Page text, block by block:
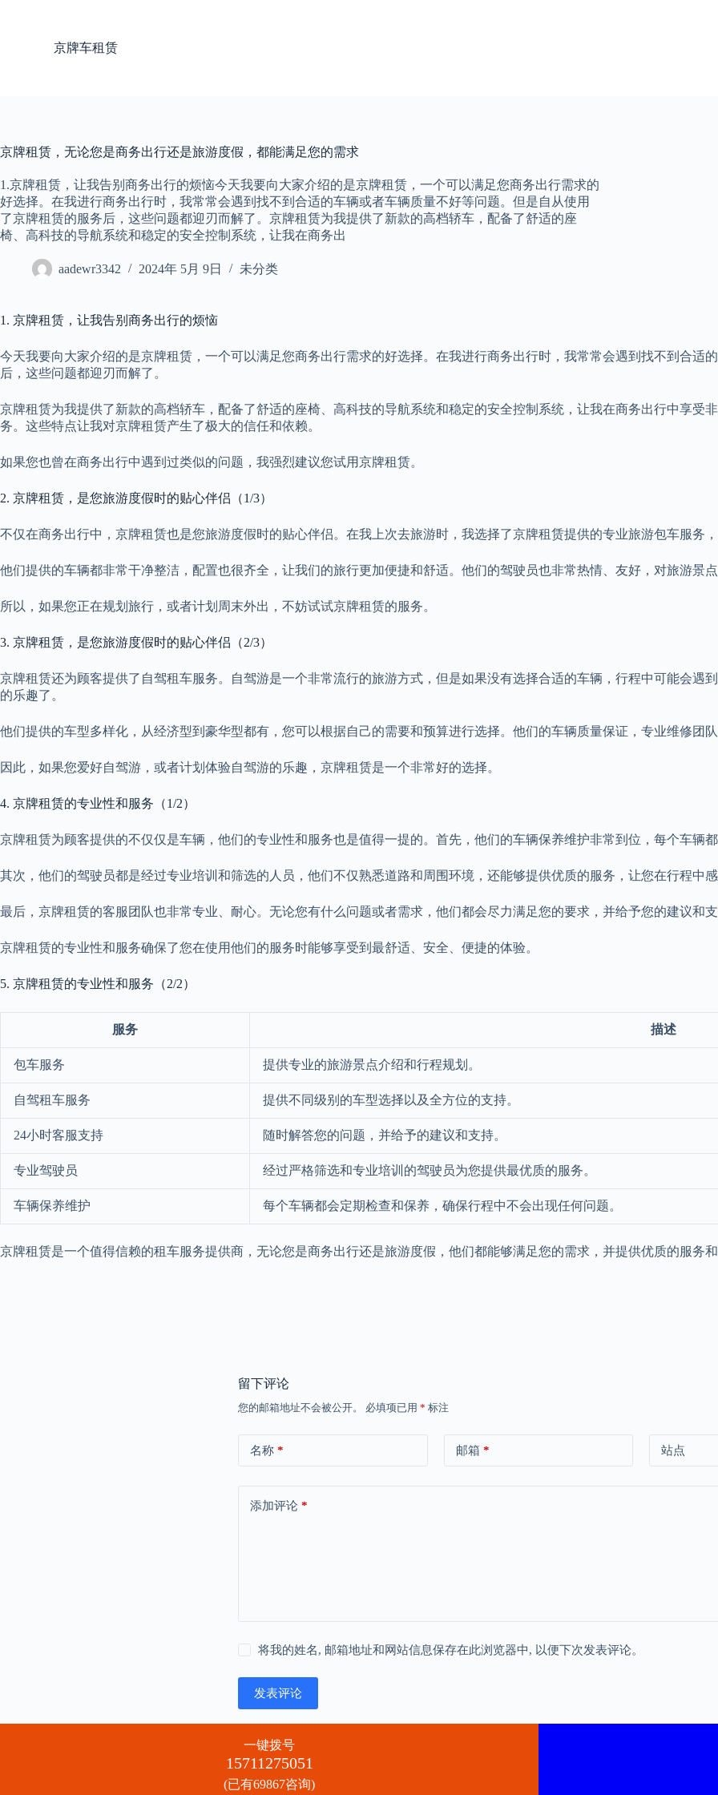
京牌车租赁
京牌租赁，无论您是商务出行还是旅游度假，都能满足您的需求
1.京牌租赁，让我告别商务出行的烦恼今天我要向大家介绍的是京牌租赁，一个可以满足您商务出行需求的
好选择。在我进行商务出行时，我常常会遇到找不到合适的车辆或者车辆质量不好等问题。但是自从使用
了京牌租赁的服务后，这些问题都迎刃而解了。京牌租赁为我提供了新款的高档轿车，配备了舒适的座
椅、高科技的导航系统和稳定的安全控制系统，让我在商务出
aadewr3342 2024年 5月 9日 未分类
1. 京牌租赁，让我告别商务出行的烦恼
今天我要向大家介绍的是京牌租赁，一个可以满足您商务出行需求的好选择。在我进行商务出行时，我常常会遇到找不到合适
后，这些问题都迎刃而解了。
京牌租赁为我提供了新款的高档轿车，配备了舒适的座椅、高科技的导航系统和稳定的安全控制系统，让我在商务出行中享受
务。这些特点让我对京牌租赁产生了极大的信任和依赖。
如果您也曾在商务出行中遇到过类似的问题，我强烈建议您试用京牌租赁。
2. 京牌租赁，是您旅游度假时的贴心伴侣（1/3）
不仅在商务出行中，京牌租赁也是您旅游度假时的贴心伴侣。在我上次去旅游时，我选择了京牌租赁提供的专业旅游包车服务
他们提供的车辆都非常干净整洁，配置也很齐全，让我们的旅行更加便捷和舒适。他们的驾驶员也非常热情、友好，对旅游景
所以，如果您正在规划旅行，或者计划周末外出，不妨试试京牌租赁的服务。
3. 京牌租赁，是您旅游度假时的贴心伴侣（2/3）
京牌租赁还为顾客提供了自驾租车服务。自驾游是一个非常流行的旅游方式，但是如果没有选择合适的车辆，行程中可能会遇
的乐趣了。
他们提供的车型多样化，从经济型到豪华型都有，您可以根据自己的需要和预算进行选择。他们的车辆质量保证，专业维修团
因此，如果您爱好自驾游，或者计划体验自驾游的乐趣，京牌租赁是一个非常好的选择。
4. 京牌租赁的专业性和服务（1/2）
京牌租赁为顾客提供的不仅仅是车辆，他们的专业性和服务也是值得一提的。首先，他们的车辆保养维护非常到位，每个车辆
其次，他们的驾驶员都是经过专业培训和筛选的人员，他们不仅熟悉道路和周围环境，还能够提供优质的服务，让您在行程中
最后，京牌租赁的客服团队也非常专业、耐心。无论您有什么问题或者需求，他们都会尽力满足您的要求，并给予您的建议和
京牌租赁的专业性和服务确保了您在使用他们的服务时能够享受到最舒适、安全、便捷的体验。
5. 京牌租赁的专业性和服务（2/2）
服务 描述
包车服务 提供专业的旅游景点介绍和行程规划。
自驾租车服务 提供不同级别的车型选择以及全方位的支持。
24小时客服支持 随时解答您的问题，并给予的建议和支持。
专业驾驶员 经过严格筛选和专业培训的驾驶员为您提供最优质的服务。
车辆保养维护 每个车辆都会定期检查和保养，确保行程中不会出现任何问题。
京牌租赁是一个值得信赖的租车服务提供商，无论您是商务出行还是旅游度假，他们都能够满足您的需求，并提供优质的服务
留下评论
您的邮箱地址不会被公开。 必填项已用 * 标注
名称 * 邮箱 * 站点
添加评论 *
将我的姓名, 邮箱地址和网站信息保存在此浏览器中, 以便下次发表评论。
发表评论
一键拨号
15711275051
(已有69867咨询)